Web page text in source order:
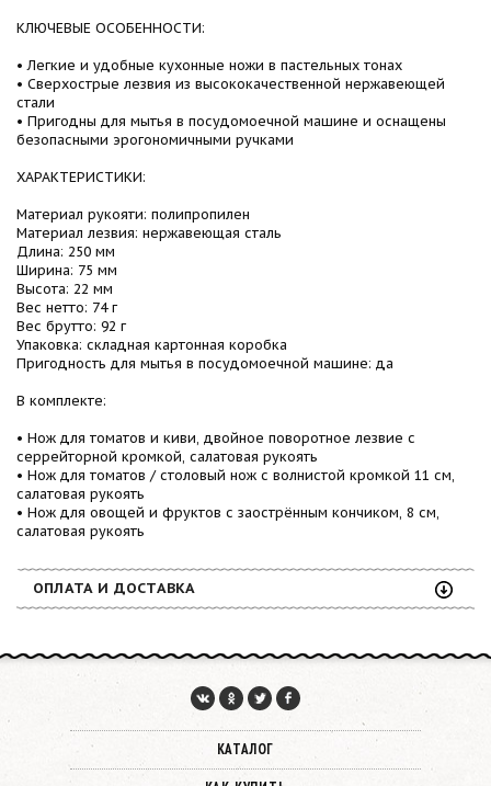
КЛЮЧЕВЫЕ ОСОБЕННОСТИ:
• Легкие и удобные кухонные ножи в пастельных тонах
• Сверхострые лезвия из высококачественной нержавеющей
стали
• Пригодны для мытья в посудомоечной машине и оснащены
безопасными эрогономичными ручками
ХАРАКТЕРИСТИКИ:
Материал рукояти: полипропилен
Материал лезвия: нержавеющая сталь
Длина: 250 мм
Ширина: 75 мм
Высота: 22 мм
Вес нетто: 74 г
Вес брутто: 92 г
Упаковка: складная картонная коробка
Пригодность для мытья в посудомоечной машине: да
В комплекте:
• Нож для томатов и киви, двойное поворотное лезвие с
серрейторной кромкой, салатовая рукоять
• Нож для томатов / столовый нож с волнистой кромкой 11 см,
салатовая рукоять
• Нож для овощей и фруктов с заострённым кончиком, 8 см,
салатовая рукоять
ОПЛАТА И ДОСТАВКА
КАТАЛОГ